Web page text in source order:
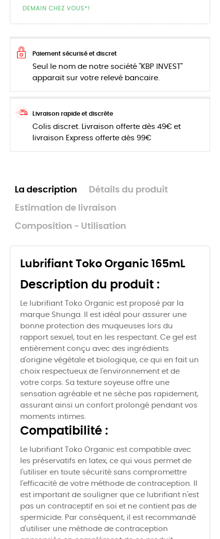
DEMAIN CHEZ VOUS*!
Paiement sécurisé et discret
Seul le nom de notre société "KBP INVEST"
apparait sur votre relevé bancaire.
Livraison rapide et discrète
Colis discret. Livraison offerte dès 49€ et
livraison Express offerte dès 99€
La description Détails du produit
Estimation de livraison
Composition - Utilisation
Lubrifiant Toko Organic 165mL
Description du produit :
Le lubrifiant Toko Organic est proposé par la
marque Shunga. Il est idéal pour assurer une
bonne protection des muqueuses lors du
rapport sexuel, tout en les respectant. Ce gel est
entièrement conçu avec des ingrédients
d'origine végétale et biologique, ce qui en fait un
choix respectueux de l'environnement et de
votre corps. Sa texture soyeuse offre une
sensation agréable et ne sèche pas rapidement,
assurant ainsi un confort prolongé pendant vos
moments intimes.
Compatibilité :
Le lubrifiant Toko Organic est compatible avec
les préservatifs en latex, ce qui vous permet de
l'utiliser en toute sécurité sans compromettre
l'efficacité de votre méthode de contraception. Il
est important de souligner que ce lubrifiant n'est
pas un contraceptif en soi et ne contient pas de
spermicide. Par conséquent, il est recommandé
d'utiliser une méthode de contraception